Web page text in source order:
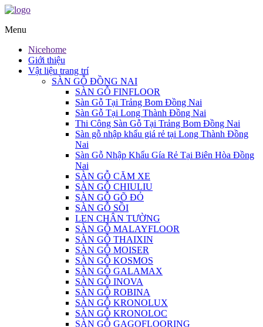
Menu
Nicehome
Giới thiệu
Vật liệu trang trí
SÀN GỖ ĐỒNG NAI
SÀN GỖ FINFLOOR
Sàn Gỗ Tại Trảng Bom Đồng Nai
Sàn Gỗ Tại Long Thành Đồng Nai
Thi Công Sàn Gỗ Tại Trảng Bom Đồng Nai
Sàn gỗ nhập khẩu giá rẻ tại Long Thành Đồng
Nai
Sàn Gỗ Nhập Khẩu Gía Rẻ Tại Biên Hòa Đồng
Nai
SÀN GỖ CĂM XE
SÀN GỖ CHIULIU
SÀN GỖ GÕ ĐỎ
SÀN GỖ SỒI
LEN CHÂN TƯỜNG
SÀN GỖ MALAYFLOOR
SÀN GỖ THAIXIN
SÀN GỖ MOISER
SÀN GỖ KOSMOS
SÀN GỖ GALAMAX
SÀN GỖ INOVA
SÀN GỖ ROBINA
SÀN GỖ KRONOLUX
SÀN GỖ KRONOLOC
SÀN GỖ GAGOFLOORING